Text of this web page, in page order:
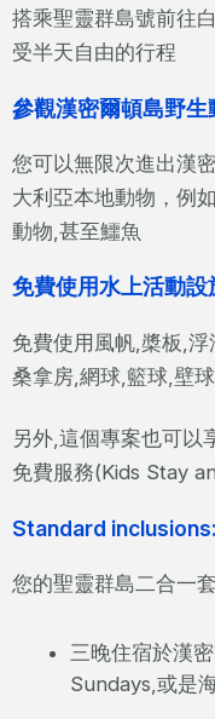
搭乘聖靈群島號前往
受半天自由的行程
參觀漢密爾頓島野生
您可以無限次進出漢
大利亞本地動物，例
動物,甚至鱷魚
免費使用水上活動設
免費使用風帆,槳板,
桑拿房,網球,籃球,壁
另外,這個專案也可以
免費服務(Kids Stay
Standard inclusions:
您的聖靈群島二合一
三晚住宿於漢
Sundays,或是